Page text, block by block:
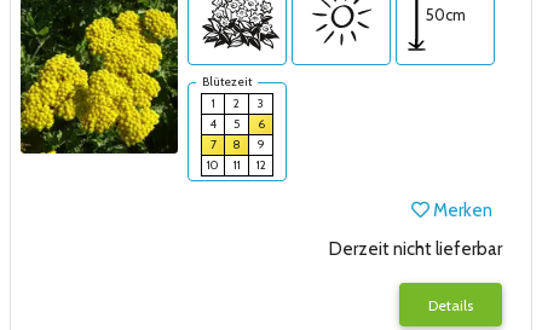
50cm
Blütezeit
1
2
3
4
5
6
7
8
9
10
11 12
Merken
Derzeit nicht lieferbar
Details